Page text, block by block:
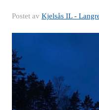
Postet av Kjelsås IL -